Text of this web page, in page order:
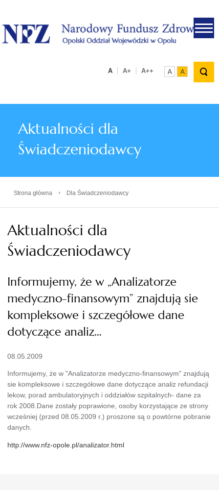
.
A A+ A++ A A
Aktualności dla
Świadczeniodawcy
Strona główna › Dla Świadczeniodawcy
Aktualności dla
Świadczeniodawcy
Informujemy, że w „Analizatorze
medyczno-finansowym” znajdują sie
kompleksowe i szczegółowe dane
dotyczące analiz…
08.05.2009
Informujemy, że w "Analizatorze medyczno-finansowym" znajdują
sie kompleksowe i szczegółowe dane dotyczące analiz refundacji
lekow, porad ambulatoryjnych i oddziałów szpitalnych- dane za
rok 2008.Dane zostały poprawione, osoby korzystające ze strony
wcześniej (przed 08.05.2009 r.) proszone są o powtórne pobranie
danych.
http://www.nfz-opole.pl/analizator.html